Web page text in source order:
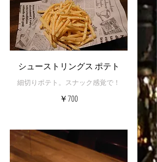
シューストリングス ポテト
細切りポテト。スナック感覚で！
￥700